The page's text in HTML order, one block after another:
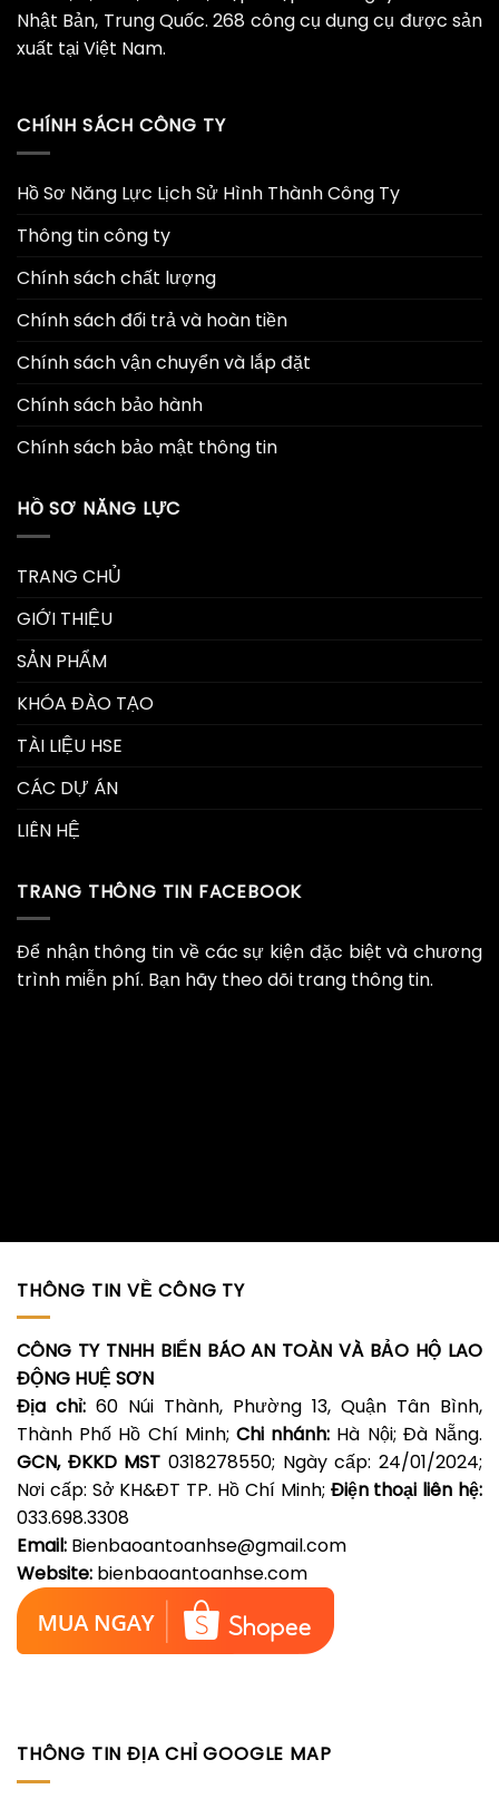
Nhật Bản, Trung Quốc. 268 công cụ dụng cụ được sản
xuất tại Việt Nam.
CHÍNH SÁCH CÔNG TY
Hồ Sơ Năng Lực Lịch Sử Hình Thành Công Ty
Thông tin công ty
Chính sách chất lượng
Chính sách đổi trả và hoàn tiền
Chính sách vận chuyển và lắp đặt
Chính sách bảo hành
Chính sách bảo mật thông tin
HỒ SƠ NĂNG LỰC
TRANG CHỦ
GIỚI THIỆU
SẢN PHẨM
KHÓA ĐÀO TẠO
TÀI LIỆU HSE
CÁC DỰ ÁN
LIÊN HỆ
TRANG THÔNG TIN FACEBOOK
Để nhận thông tin về các sự kiện đặc biệt và chương
trình miễn phí. Bạn hãy theo dõi trang thông tin.
THÔNG TIN VỀ CÔNG TY
CÔNG TY TNHH BIỂN BÁO AN TOÀN VÀ BẢO HỘ LAO
ĐỘNG HUỆ SƠN
Địa chỉ: 60 Núi Thành, Phường 13, Quận Tân Bình,
Thành Phố Hồ Chí Minh; Chi nhánh: Hà Nội; Đà Nẵng.
GCN, ĐKKD MST 0318278550; Ngày cấp: 24/01/2024;
Nơi cấp: Sở KH&ĐT TP. Hồ Chí Minh; Điện thoại liên hệ:
033.698.3308
Email: Bienbaoantoanhse@gmail.com
Website: bienbaoantoanhse.com
THÔNG TIN ĐỊA CHỈ GOOGLE MAP